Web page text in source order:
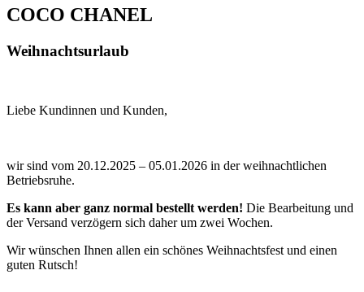
COCO CHANEL
Weihnachtsurlaub
Liebe Kundinnen und Kunden,
wir sind vom 20.12.2025 – 05.01.2026 in der weihnachtlichen
Betriebsruhe.
Es kann aber ganz normal bestellt werden! Die Bearbeitung und
der Versand verzögern sich daher um zwei Wochen.
Wir wünschen Ihnen allen ein schönes Weihnachtsfest und einen
guten Rutsch!